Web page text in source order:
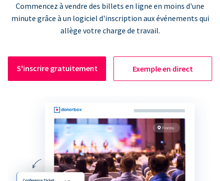
Commencez à vendre des billets en ligne en moins d'une
minute grâce à un logiciel d'inscription aux événements qui
allège votre charge de travail.
S'inscrire gratuitement Exemple en direct